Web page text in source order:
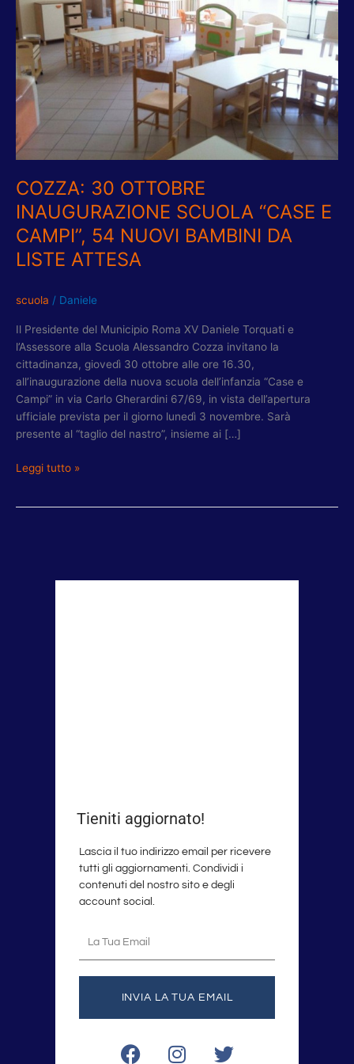
COZZA: 30 OTTOBRE
INAUGURAZIONE SCUOLA “CASE E
CAMPI”, 54 NUOVI BAMBINI DA
LISTE ATTESA
scuola / Daniele
Il Presidente del Municipio Roma XV Daniele Torquati e
l’Assessore alla Scuola Alessandro Cozza invitano la
cittadinanza, giovedì 30 ottobre alle ore 16.30,
all’inaugurazione della nuova scuola dell’infanzia “Case e
Campi” in via Carlo Gherardini 67/69, in vista dell’apertura
ufficiale prevista per il giorno lunedì 3 novembre. Sarà
presente al “taglio del nastro”, insieme ai […]
“CASE
E
CAMPI”,
54
NUOVI
BAMBINI
LISTE
ATTESA
Leggi tutto »
Tieniti aggiornato!
Lascia il tuo indirizzo email per ricevere
tutti gli aggiornamenti. Condividi i
contenuti del nostro sito e degli
account social.
INVIA LA TUA EMAIL
F
I
T